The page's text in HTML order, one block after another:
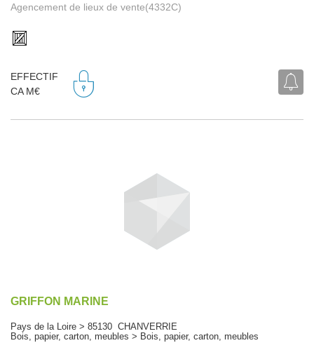
Agencement de lieux de vente(4332C)
EFFECTIF
CA M€
GRIFFON MARINE
Pays de la Loire > 85130 CHANVERRIE
Bois, papier, carton, meubles > Bois, papier, carton, meubles